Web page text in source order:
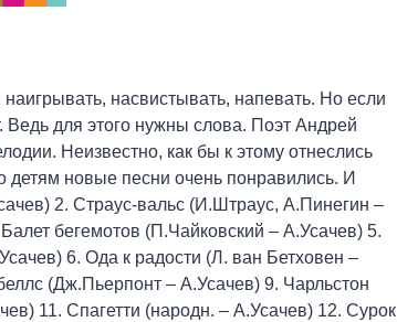
насвистывать, напевать. Но если
Ведь для этого нужны слова. Поэт Андрей
Неизвестно, как бы к этому отнеслись
детям новые песни очень понравились. И
2. Страус-вальс (И.Штраус, А.Пинегин –
бегемотов (П.Чайковский – А.Усачев) 5.
6. Ода к радости (Л. ван Бетховен –
(Дж.Пьерпонт – А.Усачев) 9. Чарльстон
11. Спагетти (народн. – А.Усачев) 12. Сурок